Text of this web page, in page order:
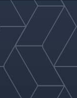
いま
いま
海水脱
ステ
ミスト
ミネー
、気液
ソリュ
ョンな